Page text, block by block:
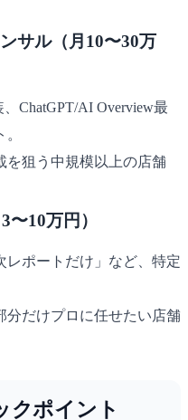
サル（月10〜30万
ChatGPT/AI Overview最
を狙う中規模以上の店舗
10万円）
レポートだけ」など、特定
分だけプロに任せたい店舗
クポイント